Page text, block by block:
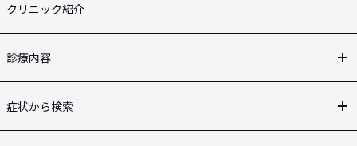
クリニック紹介
診療内容
症状から検索